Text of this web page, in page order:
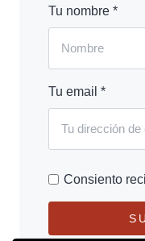
Tu nombre *
Tu email *
Consiento